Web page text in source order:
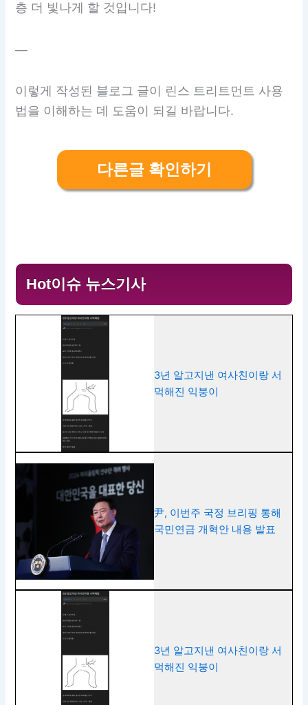
층 더 빛나게 할 것입니다!
—
이렇게 작성된 블로그 글이 린스 트리트먼트 사용
법을 이해하는 데 도움이 되길 바랍니다.
다른글 확인하기
Hot이슈 뉴스기사
3년 알고지낸 여사친이랑 서
먹해진 익붕이
尹, 이번주 국정 브리핑 통해
국민연금 개혁안 내용 발표
3년 알고지낸 여사친이랑 서
먹해진 익붕이